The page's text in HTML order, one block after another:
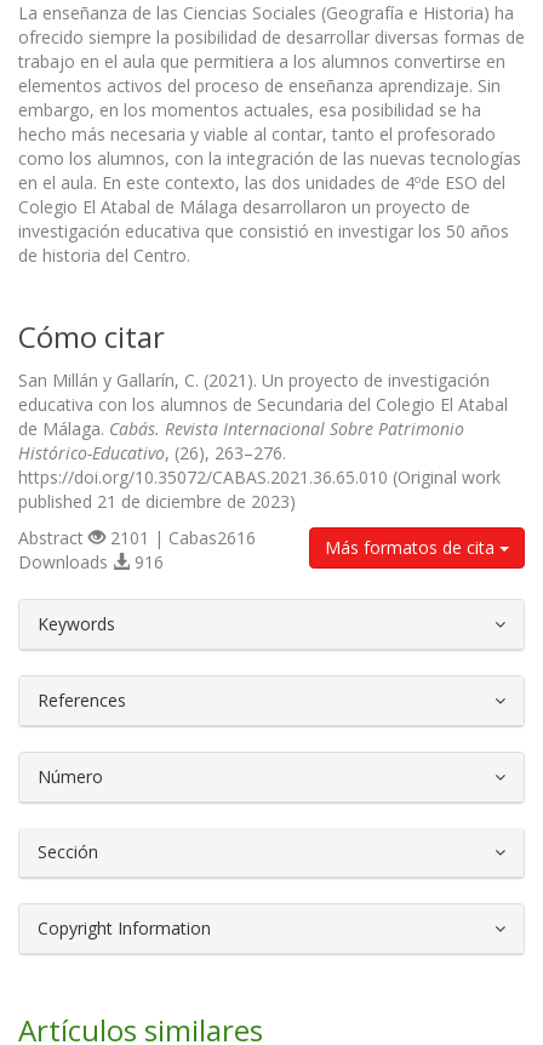
La enseñanza de las Ciencias Sociales (Geografía e Historia) ha
ofrecido siempre la posibilidad de desarrollar diversas formas de
trabajo en el aula que permitiera a los alumnos convertirse en
elementos activos del proceso de enseñanza aprendizaje. Sin
embargo, en los momentos actuales, esa posibilidad se ha
hecho más necesaria y viable al contar, tanto el profesorado
como los alumnos, con la integración de las nuevas tecnologías
en el aula. En este contexto, las dos unidades de 4ºde ESO del
Colegio El Atabal de Málaga desarrollaron un proyecto de
investigación educativa que consistió en investigar los 50 años
de historia del Centro.
Cómo citar
San Millán y Gallarín, C. (2021). Un proyecto de investigación
educativa con los alumnos de Secundaria del Colegio El Atabal
de Málaga. Cabás. Revista Internacional Sobre Patrimonio
Histórico-Educativo, (26), 263–276.
https://doi.org/10.35072/CABAS.2021.36.65.010 (Original work
published 21 de diciembre de 2023)
Más formatos de cita
Abstract
2101 | Cabas2616
Downloads
916
Keywords
References
Número
Sección
Copyright Information
Artículos similares